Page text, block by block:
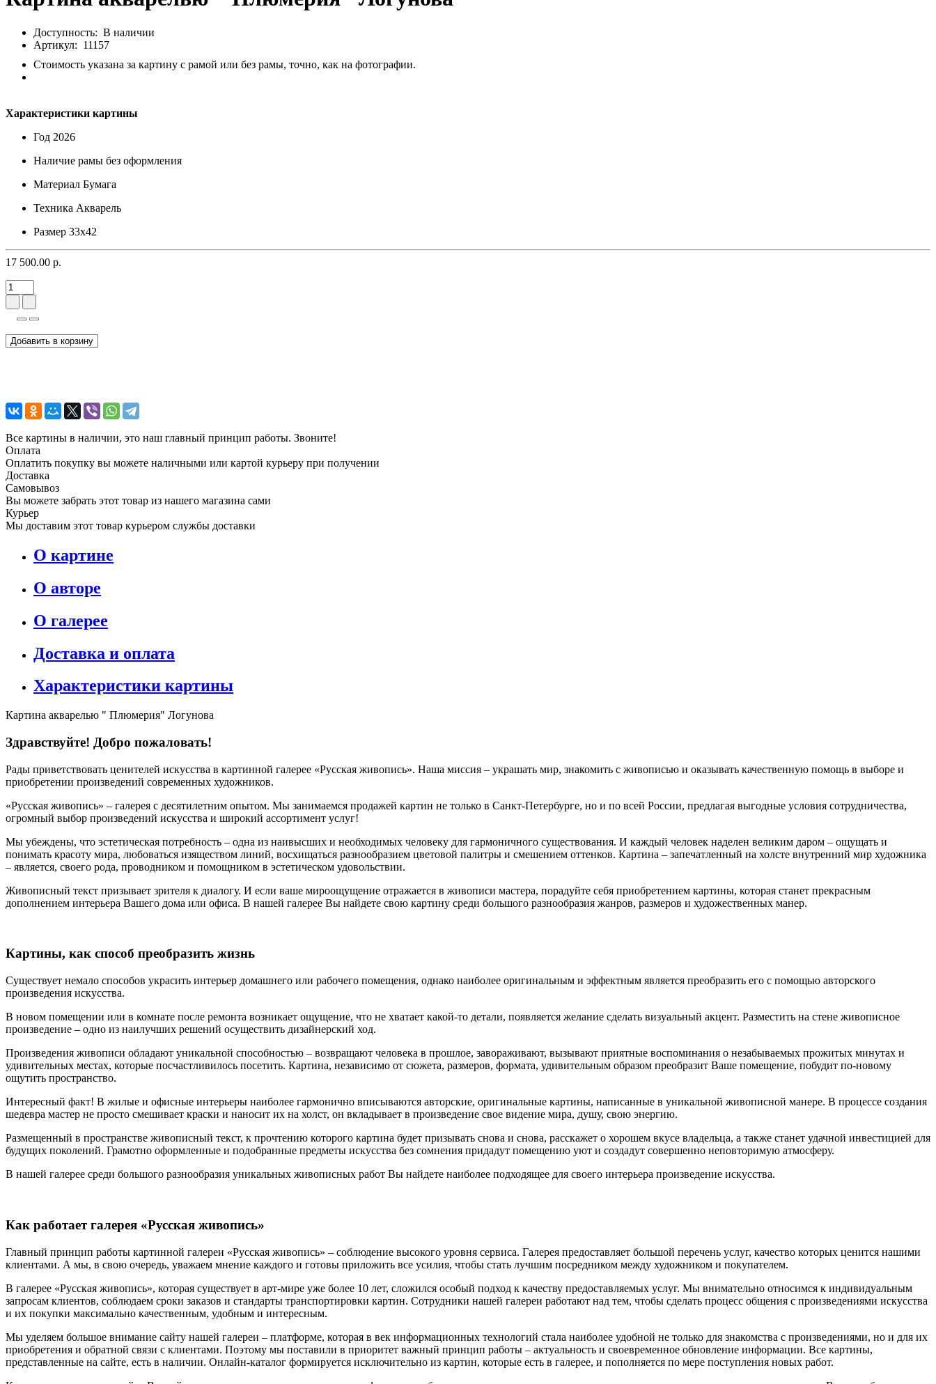
Доступность: В наличии
Артикул: 11157
Стоимость указана за картину с рамой или без рамы, точно, как на фотографии.
Характеристики картины
Год 2026
Наличие рамы без оформления
Материал Бумага
Техника Акварель
Размер 33х42
17 500.00 р.
Добавить в корзину
Все картины в наличии, это наш главный принцип работы. Звоните!
Оплата
Оплатить покупку вы можете наличными или картой курьеру при получении
Доставка
Самовывоз
Вы можете забрать этот товар из нашего магазина сами
Курьер
Мы доставим этот товар курьером службы доставки
О картине
О авторе
О галерее
Доставка и оплата
Характеристики картины
Картина акварелью " Плюмерия" Логунова
Здравствуйте! Добро пожаловать!
Рады приветствовать ценителей искусства в картинной галерее «Русская живопись». Наша миссия – украшать мир, знакомить с живописью и оказывать качественную помощь в выборе и
приобретении произведений современных художников.
«Русская живопись» – галерея c десятилетним опытом. Мы занимаемся продажей картин не только в Санкт-Петербурге, но и по всей России, предлагая выгодные условия сотрудничества,
огромный выбор произведений искусства и широкий ассортимент услуг!
Мы убеждены, что эстетическая потребность – одна из наивысших и необходимых человеку для гармоничного существования. И каждый человек наделен великим даром – ощущать и
понимать красоту мира, любоваться изяществом линий, восхищаться разнообразием цветовой палитры и смешением оттенков. Картина – запечатленный на холсте внутренний мир художника
– является, своего рода, проводником и помощником в эстетическом удовольствии.
Живописный текст призывает зрителя к диалогу. И если ваше мироощущение отражается в живописи мастера, порадуйте себя приобретением картины, которая станет прекрасным
дополнением интерьера Вашего дома или офиса. В нашей галерее Вы найдете свою картину среди большого разнообразия жанров, размеров и художественных манер.
Картины, как способ преобразить жизнь
Существует немало способов украсить интерьер домашнего или рабочего помещения, однако наиболее оригинальным и эффектным является преобразить его с помощью авторского
произведения искусства.
В новом помещении или в комнате после ремонта возникает ощущение, что не хватает какой-то детали, появляется желание сделать визуальный акцент. Разместить на стене живописное
произведение – одно из наилучших решений осуществить дизайнерский ход.
Произведения живописи обладают уникальной способностью – возвращают человека в прошлое, завораживают, вызывают приятные воспоминания о незабываемых прожитых минутах и
удивительных местах, которые посчастливилось посетить. Картина, независимо от сюжета, размеров, формата, удивительным образом преобразит Ваше помещение, побудит по-новому
ощутить пространство.
Интересный факт! В жилые и офисные интерьеры наиболее гармонично вписываются авторские, оригинальные картины, написанные в уникальной живописной манере. В процессе создания
шедевра мастер не просто смешивает краски и наносит их на холст, он вкладывает в произведение свое видение мира, душу, свою энергию.
Размещенный в пространстве живописный текст, к прочтению которого картина будет призывать снова и снова, расскажет о хорошем вкусе владельца, а также станет удачной инвестицией для
будущих поколений. Грамотно оформленные и подобранные предметы искусства без сомнения придадут помещению уют и создадут совершенно неповторимую атмосферу.
В нашей галерее среди большого разнообразия уникальных живописных работ Вы найдете наиболее подходящее для своего интерьера произведение искусства.
Как работает галерея «Русская живопись»
Главный принцип работы картинной галереи «Русская живопись» – соблюдение высокого уровня сервиса. Галерея предоставляет большой перечень услуг, качество которых ценится нашими
клиентами. А мы, в свою очередь, уважаем мнение каждого и готовы приложить все усилия, чтобы стать лучшим посредником между художником и покупателем.
В галерее «Русская живопись», которая существует в арт-мире уже более 10 лет, сложился особый подход к качеству предоставляемых услуг. Мы внимательно относимся к индивидуальным
запросам клиентов, соблюдаем сроки заказов и стандарты транспортировки картин. Сотрудники нашей галереи работают над тем, чтобы сделать процесс общения с произведениями искусства
и их покупки максимально качественным, удобным и интересным.
Мы уделяем большое внимание сайту нашей галереи – платформе, которая в век информационных технологий стала наиболее удобной не только для знакомства с произведениями, но и для их
приобретения и обратной связи с клиентами. Поэтому мы поставили в приоритет важный принцип работы – актуальность и своевременное обновление информации. Все картины,
представленные на сайте, есть в наличии. Онлайн-каталог формируется исключительно из картин, которые есть в галерее, и пополняется по мере поступления новых работ.